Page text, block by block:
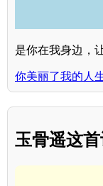
是你在我身边，
你美丽了我的人
玉骨遥这